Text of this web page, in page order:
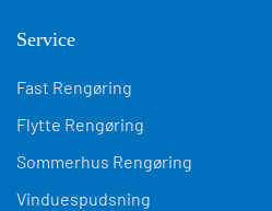
Service
Fast Rengøring
Flytte Rengøring
Sommerhus Rengøring
Vinduespudsning